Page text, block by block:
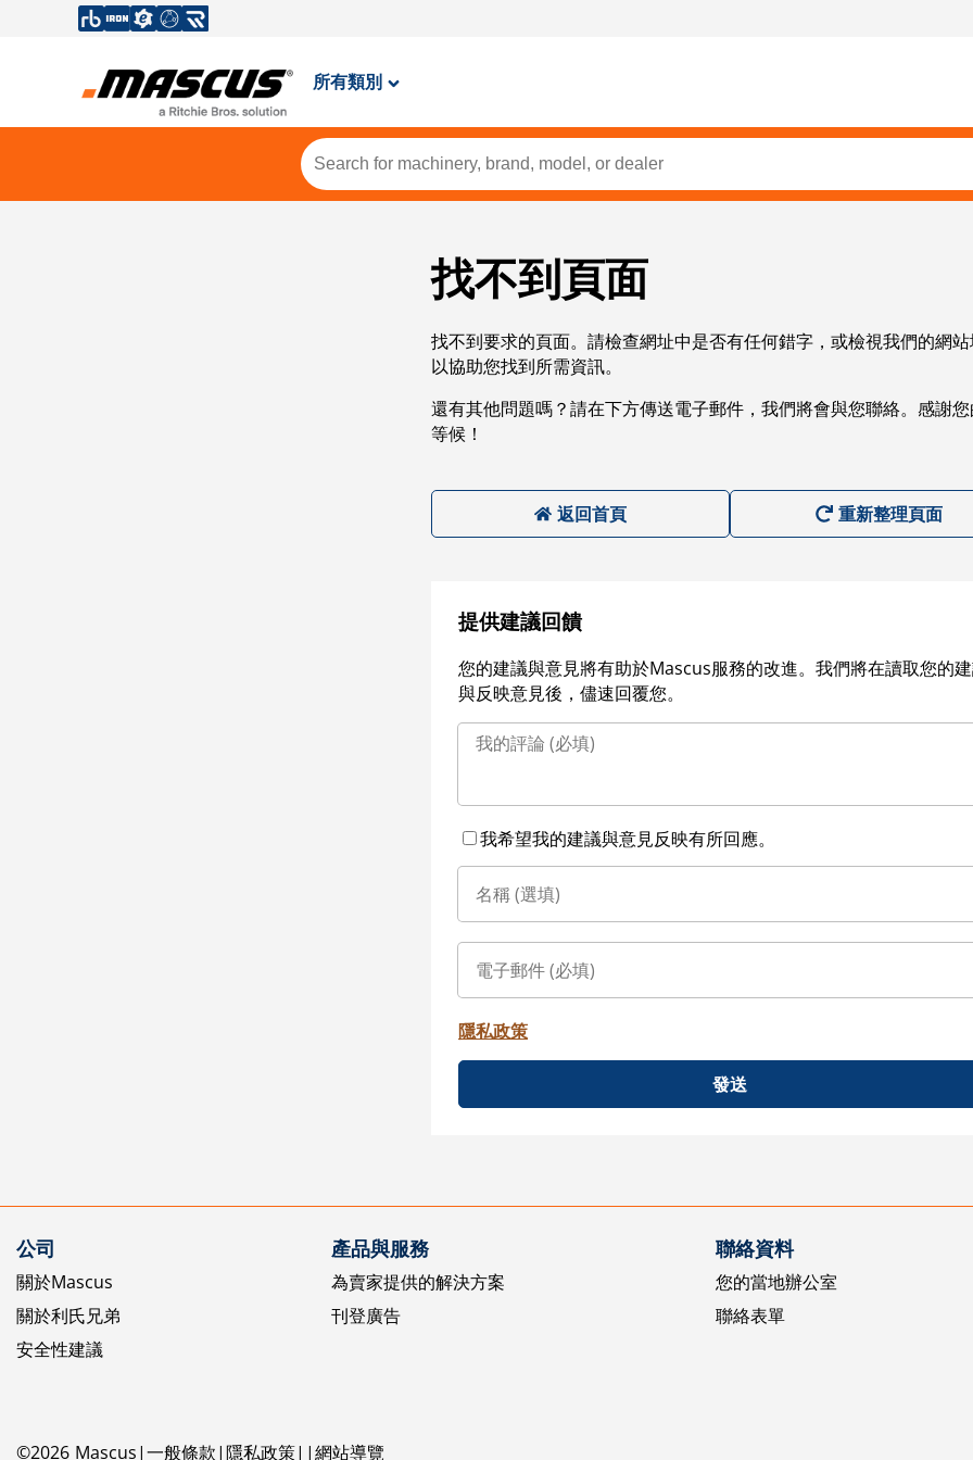
所有類別
找不到頁面
找不到要求的頁面。請檢查網址中是否有任何錯字，或檢視我們的網
以協助您找到所需資訊。
還有其他問題嗎？請在下方傳送電子郵件，我們將會與您聯絡。感謝
等候！
返回首頁 重新整理頁面
提供建議回饋
您的建議與意見將有助於Mascus服務的改進。我們將在讀取您的
與反映意見後，儘速回覆您。
我希望我的建議與意見反映有所回應。
隱私政策
發送
公司
關於Mascus
關於利氏兄弟
安全性建議
產品與服務
為賣家提供的解決方案
刊登廣告
聯絡資料
您的當地辦公室
聯絡表單
©2026 Mascus 一般條款 隱私政策 網站導覽